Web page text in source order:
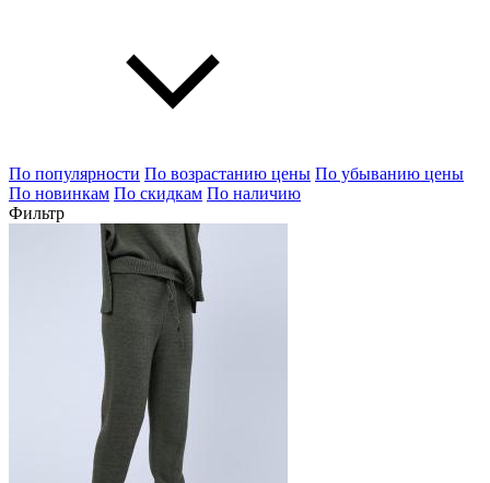
По популярности По возрастанию цены По убыванию цены
По новинкам По скидкам По наличию
Фильтр